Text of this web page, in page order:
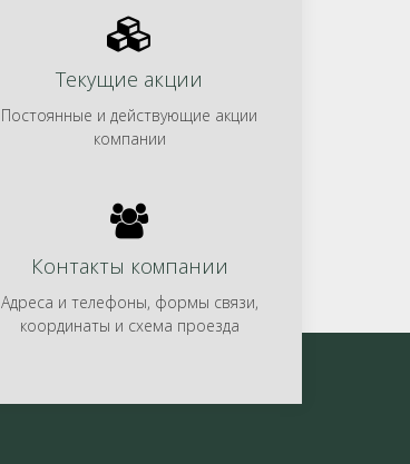
Текущие акции
Постоянные и действующие акции
компании
Контакты компании
Адреса и телефоны, формы связи,
координаты и схема проезда